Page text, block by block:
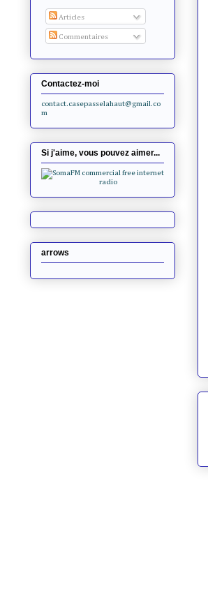
Articles
Commentaires
Contactez-moi
contact.casepasselahaut@gmail.co
m
Si j'aime, vous pouvez aimer...
arrows